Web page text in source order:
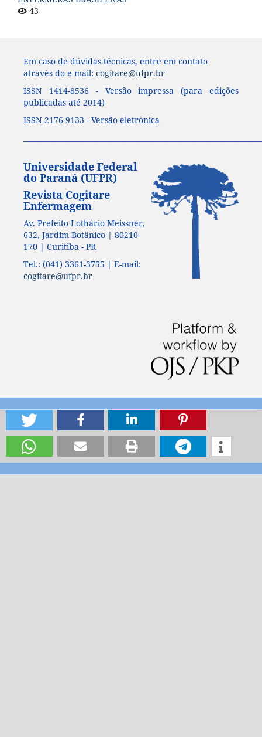
43
Em caso de dúvidas técnicas, entre em contato
através do e-mail: cogitare@ufpr.br
ISSN 1414-8536 - Versão impressa (para edições
publicadas até 2014)
ISSN 2176-9133 - Versão eletrônica
Universidade Federal
do Paraná (UFPR)
Revista Cogitare
Enfermagem
Av. Prefeito Lothário Meissner,
632, Jardim Botânico | 80210-
170 | Curitiba - PR
Tel.: (041) 3361-3755 | E-mail:
cogitare@ufpr.br